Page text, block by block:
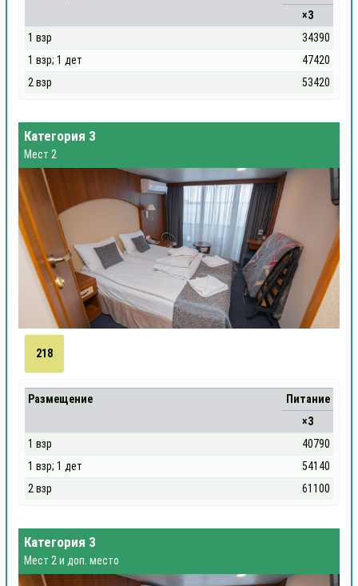
×3
1 взр
34390
1 взр; 1 дет
47420
2 взр
53420
Категория 3
Мест 2
218
Размещение
Питание
×3
1 взр
40790
1 взр; 1 дет
54140
2 взр
61100
Категория 3
Мест 2 и доп. место